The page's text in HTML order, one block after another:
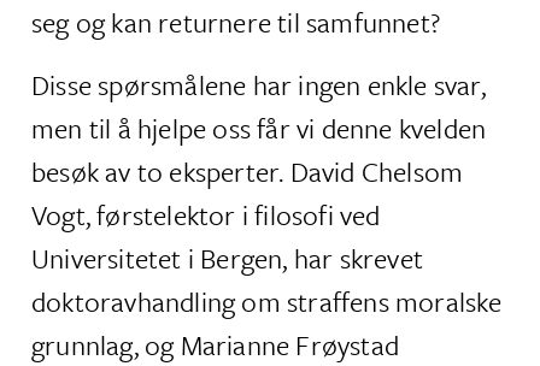
seg og kan returnere til samfunnet?
Disse spørsmålene har ingen enkle svar,
men til å hjelpe oss får vi denne kvelden
besøk av to eksperter. David Chelsom
Vogt, førstelektor i filosofi ved
Universitetet i Bergen, har skrevet
doktoravhandling om straffens moralske
grunnlag, og Marianne Frøystad